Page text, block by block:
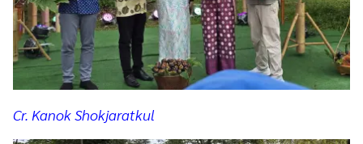
Cr. Kanok Shokjaratkul